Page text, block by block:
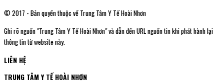
© 2017 - Bản quyền thuộc về Trung Tâm Y Tế Hoài Nhơn
Ghi rõ nguồn "Trung Tâm Y Tế Hoài Nhơn" và dẫn đến URL nguồn tin khi phát hành lại
thông tin từ website này.
LIÊN HỆ
TRUNG TÂM Y TẾ HOÀI NHƠN